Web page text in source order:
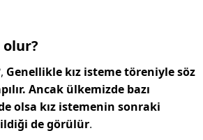
olur?
Genellikle kız isteme töreniyle söz
Ancak ülkemizde bazı
olsa kız istemenin sonraki
de görülür.